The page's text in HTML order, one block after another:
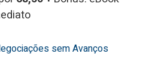
sem Avanços